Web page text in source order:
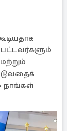
நாங்கள்